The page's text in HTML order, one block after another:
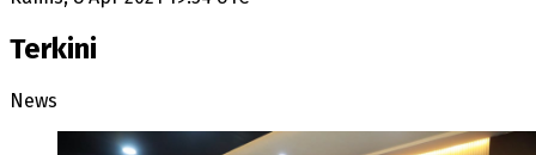
Terkini
News